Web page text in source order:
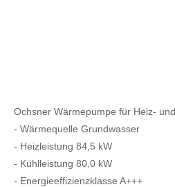
Ochsner Wärmepumpe für Heiz-
- Wärmequelle Grundwasser
- Heizleistung 84,5 kW
- Kühlleistung 80,0 kW
- Energieeffizienzklasse A+++